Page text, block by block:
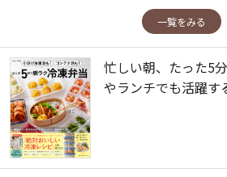
一覧をみる
忙しい朝、たった5
やランチでも活躍す